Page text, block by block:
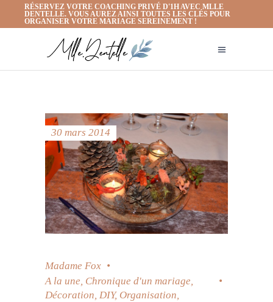
RÉSERVEZ VOTRE COACHING PRIVÉ D'1H AVEC MLLE
DENTELLE. VOUS AUREZ AINSI TOUTES LES CLÉS POUR
ORGANISER VOTRE MARIAGE SEREINEMENT !
30 mars 2014
Madame Fox
A la une, Chronique d'un mariage,
Décoration, DIY, Organisation,